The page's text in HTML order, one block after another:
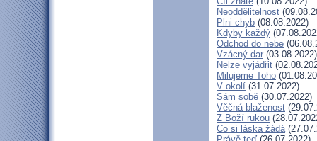
Neoddělitelnost
Plni chyb (08.08.2022)
Kdyby každý
Odchod do nebe
Vzácný dar (03.08.2022)
Nelze vyjádřit
Milujeme Toho
V okolí (31.07.2022)
Sám sobě (30.07.2022)
Věčná blaženost
Z Boží rukou
Co si láska žádá